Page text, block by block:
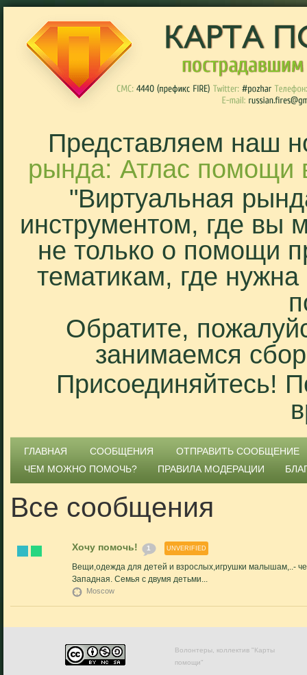
Представляем наш
рында: Атлас помощи
"Виртуальная
инструментом, где вы
не только о помощи
тематикам, где
Обратите,
занимаемся
Присоединяйтесь!
ГЛАВНАЯ СООБЩЕНИЯ
ОТПРАВИТЬ СООБЩЕНИЕ
ЧЕМ МОЖНО ПОМОЧЬ?
ПРАВИЛА МОДЕРАЦИИ
Все сообщения
Хочу помочь! 1 UNVERIFIED
Вещи,одежда для детей и взрослых,игрушки малышам,..-
Западная. Семья с двумя детьми...
Moscow
Волонтеры, коллектив "Карты
помощи"